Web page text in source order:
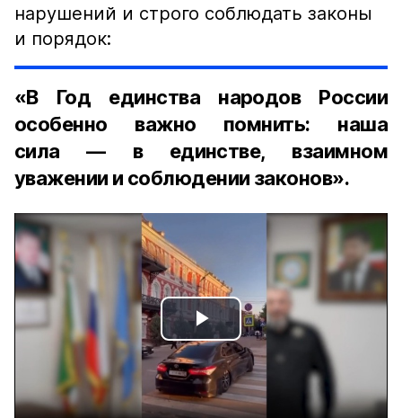
нарушений и строго соблюдать законы
и порядок:
«В Год единства народов России
особенно важно помнить: наша
сила — в единстве, взаимном
уважении и соблюдении законов».
Play
Video